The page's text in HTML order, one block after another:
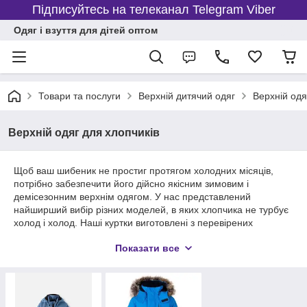
Підписуйтесь на телеканал Telegram Viber
Одяг і взуття для дітей оптом
Товари та послуги Верхній дитячий одяг Верхній
Верхній одяг для хлопчиків
Щоб ваш шибеник не простиг протягом холодних місяців,
потрібно забезпечити його дійсно якісним зимовим і
демісезонним верхнім одягом. У нас представлений
найширший вибір різних моделей, в яких хлопчика не турбує
холод і холод. Наші куртки виготовлені з перевірених
Підібрати правильний верхній одяг нелегко. Моделі
угорського виробництва вразять вас своєю якістю та
Показати все